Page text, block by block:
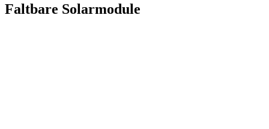
Faltbare Solarmodule